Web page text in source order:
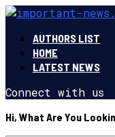
AUTHORS LIST
HOME
LATEST NEWS
Connect with us
Hi, What Are You